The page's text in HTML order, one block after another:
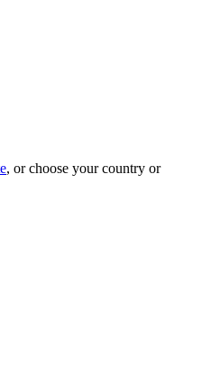
, or choose your country or